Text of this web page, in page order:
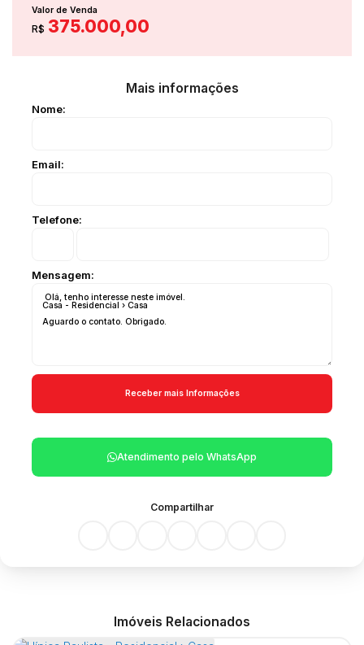
R$ 375.000,00
Valor de Venda
Mais informações
Nome:
Email:
Telefone:
Mensagem:
Atendimento pelo WhatsApp
Compartilhar
Imóveis Relacionados